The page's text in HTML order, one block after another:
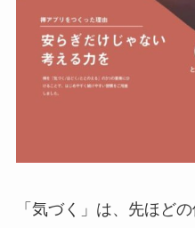
「気づく」は、先ほど